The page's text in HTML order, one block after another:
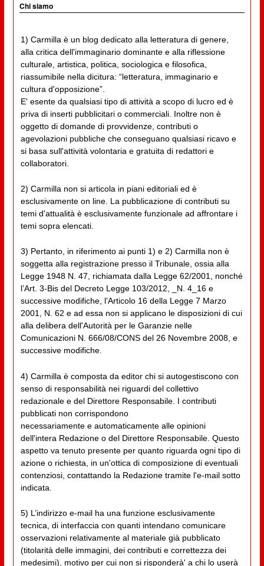
Chi siamo
1) Carmilla è un blog dedicato alla letteratura di genere,
alla critica dell'immaginario dominante e alla riflessione
culturale, artistica, politica, sociologica e filosofica,
riassumibile nella dicitura: “letteratura, immaginario e
cultura d'opposizione”.
E' esente da qualsiasi tipo di attività a scopo di lucro ed è
priva di inserti pubblicitari o commerciali. Inoltre non è
oggetto di domande di provvidenze, contributi o
agevolazioni pubbliche che conseguano qualsiasi ricavo e
si basa sull'attività volontaria e gratuita di redattori e
collaboratori.
2) Carmilla non si articola in piani editoriali ed è
esclusivamente on line. La pubblicazione di contributi su
temi d'attualità è esclusivamente funzionale ad affrontare i
temi sopra elencati.
3) Pertanto, in riferimento ai punti 1) e 2) Carmilla non è
soggetta alla registrazione presso il Tribunale, ossia alla
Legge 1948 N. 47, richiamata dalla Legge 62/2001, nonché
l’Art. 3-Bis del Decreto Legge 103/2012, _N. 4_16 e
successive modifiche, l’Articolo 16 della Legge 7 Marzo
2001, N. 62 e ad essa non si applicano le disposizioni di cui
alla delibera dell'Autorità per le Garanzie nelle
Comunicazioni N. 666/08/CONS del 26 Novembre 2008, e
successive modifiche.
4) Carmilla è composta da editor chi si autogestiscono con
senso di responsabilità nei riguardi del collettivo
redazionale e del Direttore Responsabile. I contributi
pubblicati non corrispondono
necessariamente e automaticamente alle opinioni
dell'intera Redazione o del Direttore Responsabile. Questo
aspetto va tenuto presente per quanto riguarda ogni tipo di
azione o richiesta, in un'ottica di composizione di eventuali
contenziosi, contattando la Redazione tramite l'e-mail sotto
indicata.
5) L’indirizzo e-mail ha una funzione esclusivamente
tecnica, di interfaccia con quanti intendano comunicare
osservazioni relativamente al materiale già pubblicato
(titolarità delle immagini, dei contributi e correttezza dei
medesimi), motivo per cui non si risponderà' a chi lo userà